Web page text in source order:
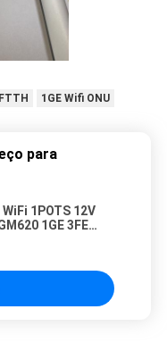
1GE Wifi ONU
para
1POTS 12V
1GE 3FE